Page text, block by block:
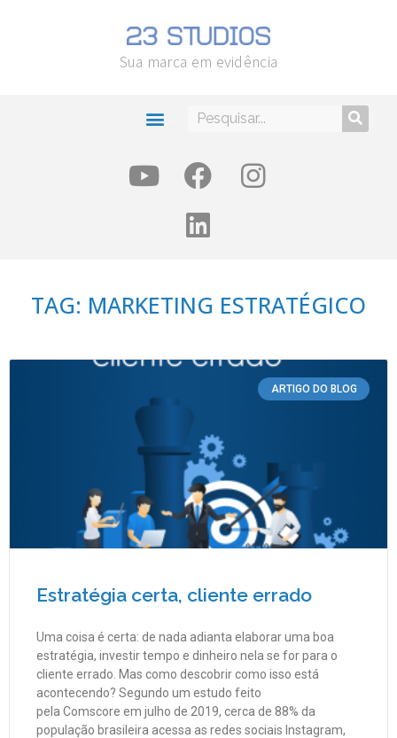
Sua marca em evidência
TAG: MARKETING ESTRATÉGICO
ARTIGO DO BLOG
Estratégia certa, cliente errado
Uma coisa é certa: de nada adianta elaborar uma boa
estratégia, investir tempo e dinheiro nela se for para o
cliente errado. Mas como descobrir como isso está
acontecendo? Segundo um estudo feito
pela Comscore em julho de 2019, cerca de 88% da
população brasileira acessa as redes sociais Instagram,